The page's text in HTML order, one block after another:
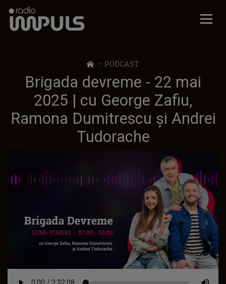
Radio Impuls
PODCAST
Brigada devreme - 22 mai
2025 | cu George Zafiu,
Ramona Dumitrescu și Andrei
Tudorache